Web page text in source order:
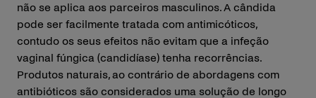
não se aplica aos parceiros masculinos. A cândida
pode ser facilmente tratada com antimicóticos,
contudo os seus efeitos não evitam que a infeção
vaginal fúngica (candidíase) tenha recorrências.
Produtos naturais, ao contrário de abordagens com
antibióticos são considerados uma solução de longo